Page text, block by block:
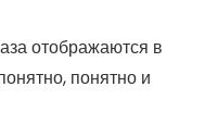
отображаются в
понятно и